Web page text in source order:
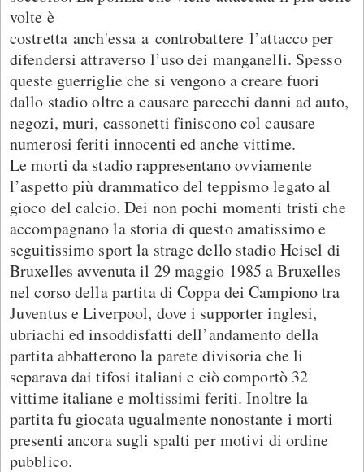
volte è
costretta anch'essa a controbattere l’attacco per
difendersi attraverso l’uso dei manganelli. Spesso
queste guerriglie che si vengono a creare fuori
dallo stadio oltre a causare parecchi danni ad auto,
negozi, muri, cassonetti finiscono col causare
numerosi feriti innocenti ed anche vittime.
Le morti da stadio rappresentano ovviamente
l’aspetto più drammatico del teppismo legato al
gioco del calcio. Dei non pochi momenti tristi che
accompagnano la storia di questo amatissimo e
seguitissimo sport la strage dello stadio Heisel di
Bruxelles avvenuta il 29 maggio 1985 a Bruxelles
nel corso della partita di Coppa dei Campiono tra
Juventus e Liverpool, dove i supporter inglesi,
ubriachi ed insoddisfatti dell’andamento della
partita abbatterono la parete divisoria che li
separava dai tifosi italiani e ciò comportò 32
vittime italiane e moltissimi feriti. Inoltre la
partita fu giocata ugualmente nonostante i morti
presenti ancora sugli spalti per motivi di ordine
pubblico.